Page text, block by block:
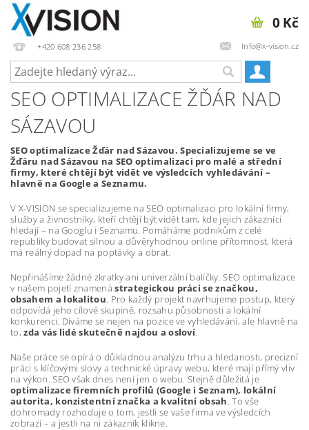
+420 608 236 258 Info@x-vision.cz
0 Kč
SEO OPTIMALIZACE ŽĎÁR NAD
SÁZAVOU
SEO optimalizace Žďár nad Sázavou. Specializujeme se ve
Žďáru nad Sázavou na SEO optimalizaci pro malé a střední
firmy, které chtějí být vidět ve výsledcích vyhledávání –
hlavně na Google a Seznamu.
V X-VISION se specializujeme na SEO optimalizaci pro lokální firmy,
služby a živnostníky, kteří chtějí být vidět tam, kde jejich zákazníci
hledají – na Googlu i Seznamu. Pomáháme podnikům z celé
republiky budovat silnou a důvěryhodnou online přítomnost, která
má reálný dopad na poptávky a obrat.
Nepřinášíme žádné zkratky ani univerzální balíčky. SEO optimalizace
v našem pojetí znamenástrategickou práci se značkou,
obsahem a lokalitou. Pro každý projekt navrhujeme postup, který
odpovídá jeho cílové skupině, rozsahu působnosti a lokální
konkurenci. Díváme se nejen na pozice ve vyhledávání, ale hlavně na
to,zda vás lidé skutečně najdou a osloví.
Naše práce se opírá o důkladnou analýzu trhu a hledanosti, precizní
práci s klíčovými slovy a technické úpravy webu, které mají přímý vliv
na výkon. SEO však dnes není jen o webu. Stejně důležitá je
optimalizace firemních profilů (Google i Seznam), lokální
autorita, konzistentní značka a kvalitní obsah. To vše
dohromady rozhoduje o tom, jestli se vaše firma ve výsledcích
zobrazí – a jestli na ni zákazník klikne.